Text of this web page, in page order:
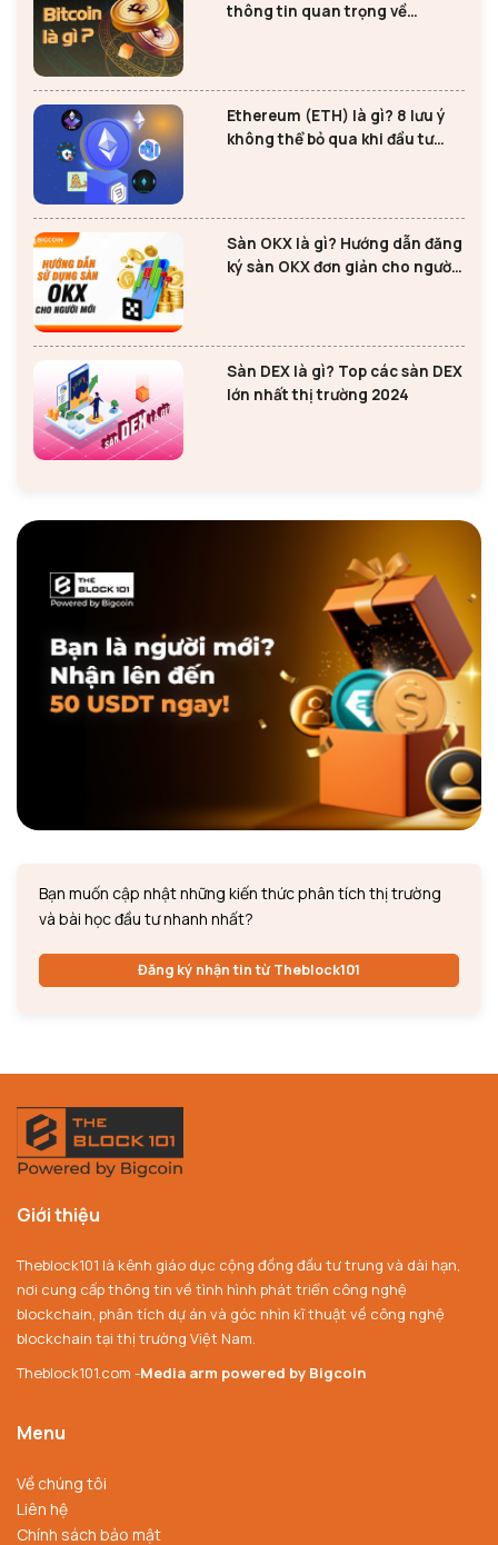
thông tin quan trọng về
Ethereum (ETH) là gì? 8 lưu ý
không thể bỏ qua khi đầu tư
Sàn OKX là gì? Hướng dẫn đăng
ký sàn OKX đơn giản cho người
Sàn DEX là gì? Top các sàn DEX
lớn nhất thị trường 2024
Bạn muốn cập nhật những kiến thức phân tích thị trường
và bài học đầu tư nhanh nhất?
Đăng ký nhận tin từ Theblock101
Giới thiệu
Theblock101 là kênh giáo dục cộng đồng đầu tư trung và dài hạn,
nơi cung cấp thông tin về tình hình phát triển công nghệ
blockchain, phân tích dự án và góc nhìn kĩ thuật về công nghệ
blockchain tại thị trường Việt Nam.
Theblock101.com -Media arm powered by Bigcoin
Menu
Về chúng tôi
Liên hệ
Chính sách bảo mật